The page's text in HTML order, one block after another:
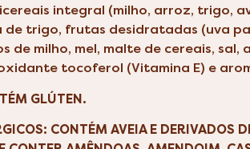
integral (milho, arroz, trigo,
de trigo, frutas desidratadas (uva
de milho, mel, malte de cereais,
tocoferol (Vitamina E) e
GLÚTEN.
CONTÉM AVEIA E DERIVADOS